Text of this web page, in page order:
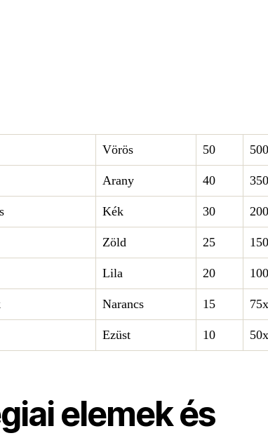
Vörös 50
Arany 40
Kék 30
Zöld 25
Lila 20
Narancs 15 75x
Ezüst 10 50x
elemek és